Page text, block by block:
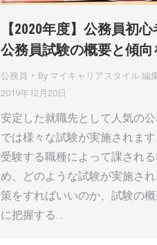
【2020年度】公務員初
公務員試験の概要と傾向
公務員 By マイキャリアスタイル 編
2019年12月20日
安定した就職先として人気の
では様々な試験が実施されま
受験する職種によって課され
め、どのような試験が実施さ
策をすればいいのか、試験の
に把握する…